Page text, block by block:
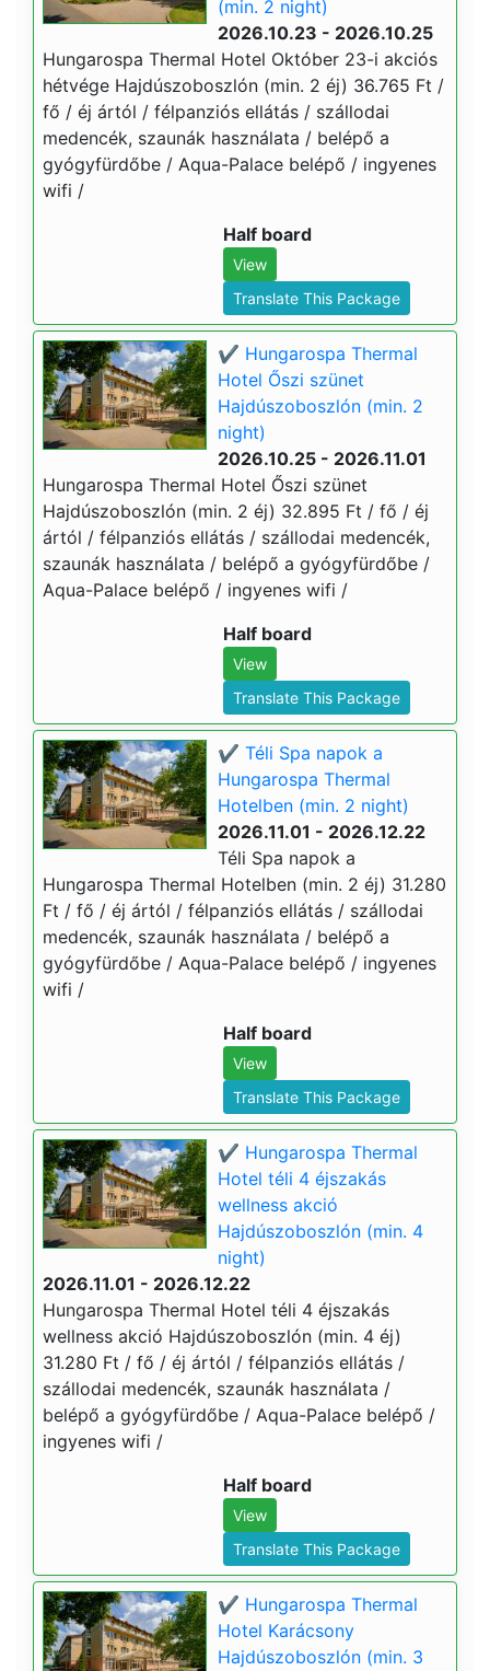
(min. 2 night)
2026.10.23 - 2026.10.25
Hungarospa Thermal Hotel Október 23-i akciós
hétvége Hajdúszoboszlón (min. 2 éj) 36.765 Ft /
fő / éj ártól / félpanziós ellátás / szállodai
medencék, szaunák használata / belépő a
gyógyfürdőbe / Aqua-Palace belépő / ingyenes
wifi /
Half board
View
Translate This Package
✔️ Hungarospa Thermal
Hotel Őszi szünet
Hajdúszoboszlón (min. 2
night)
2026.10.25 - 2026.11.01
Hungarospa Thermal Hotel Őszi szünet
Hajdúszoboszlón (min. 2 éj) 32.895 Ft / fő / éj
ártól / félpanziós ellátás / szállodai medencék,
szaunák használata / belépő a gyógyfürdőbe /
Aqua-Palace belépő / ingyenes wifi /
Half board
View
Translate This Package
✔️ Téli Spa napok a
Hungarospa Thermal
Hotelben (min. 2 night)
2026.11.01 - 2026.12.22
Téli Spa napok a
Hungarospa Thermal Hotelben (min. 2 éj) 31.280
Ft / fő / éj ártól / félpanziós ellátás / szállodai
medencék, szaunák használata / belépő a
gyógyfürdőbe / Aqua-Palace belépő / ingyenes
wifi /
Half board
View
Translate This Package
✔️ Hungarospa Thermal
Hotel téli 4 éjszakás
wellness akció
Hajdúszoboszlón (min. 4
night)
2026.11.01 - 2026.12.22
Hungarospa Thermal Hotel téli 4 éjszakás
wellness akció Hajdúszoboszlón (min. 4 éj)
31.280 Ft / fő / éj ártól / félpanziós ellátás /
szállodai medencék, szaunák használata /
belépő a gyógyfürdőbe / Aqua-Palace belépő /
ingyenes wifi /
Half board
View
Translate This Package
✔️ Hungarospa Thermal
Hotel Karácsony
Hajdúszoboszlón (min. 3